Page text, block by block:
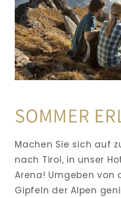
SOMMER
Machen Sie sich auf
nach Tirol, in unser
Arena! Umgeben von
Gipfeln der Alpen